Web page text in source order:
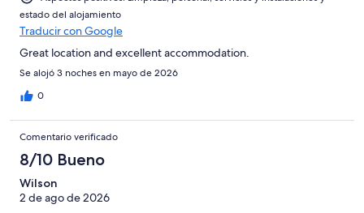
estado del alojamiento
Traducir con Google
Great location and excellent accommodation.
Se alojó 3 noches en mayo de 2026
0
Comentario verificado
8/10 Bueno
Wilson
2 de ago de 2026